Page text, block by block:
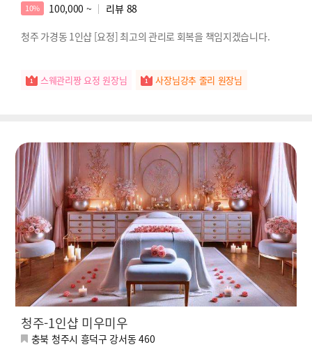
10% 100,000 ~ 리뷰 88
청주 가경동 1인샵 [요정] 최고의 관리로 회복을 책임지겠습니다.
스웨관리짱 요정 원장님 사장님강추 줄리 원장님
청주-1인샵 미우미우
충북 청주시 흥덕구 강서동 460